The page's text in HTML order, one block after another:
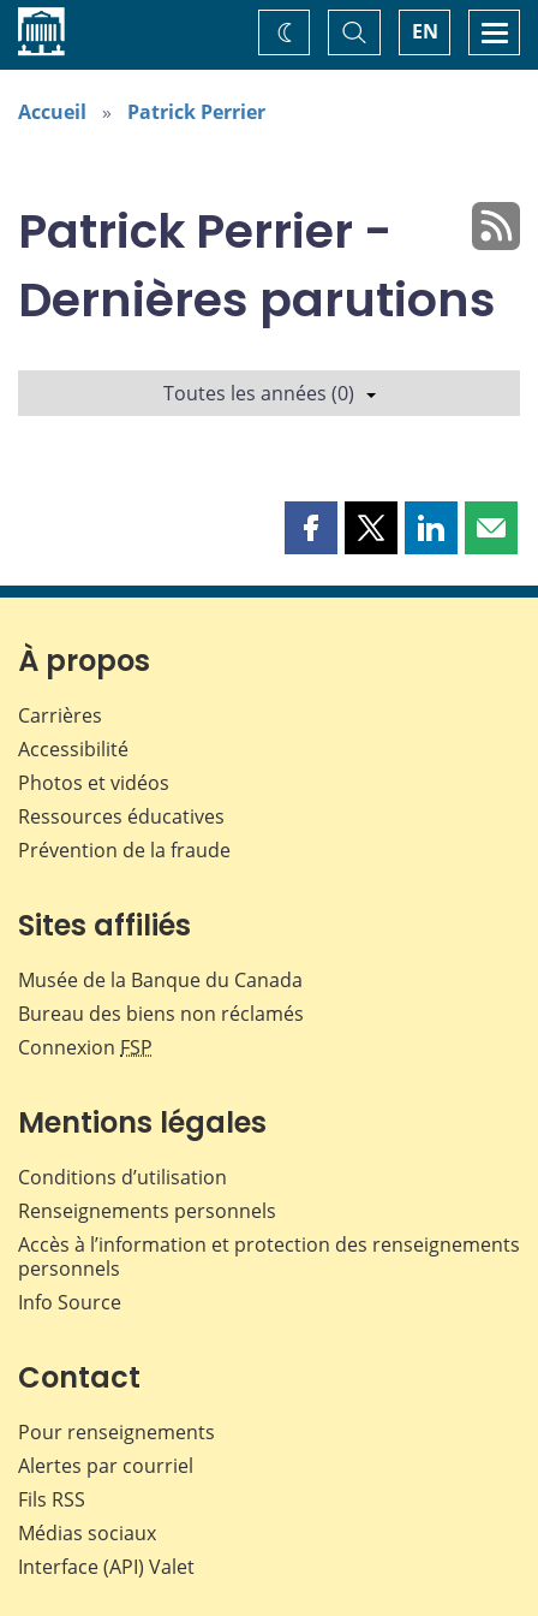
Accueil EN
Basculer
la
recherche
Changez
de
Accueil Patrick Perrier
Patrick Perrier -
Dernières parutions
Toutes les années (0)
Partager
page
Partager
page
Partager
page page
À propos
Carrières
Accessibilité
Photos et vidéos
Ressources éducatives
Prévention de la fraude
Sites affiliés
Musée de la Banque du Canada
Bureau des biens non réclamés
Connexion FSP
Mentions légales
Conditions d’utilisation
Renseignements personnels
Accès à l’information et protection des renseignements
personnels
Info Source
Contact
Pour renseignements
Alertes par courriel
Fils RSS
Médias sociaux
Interface (API) Valet